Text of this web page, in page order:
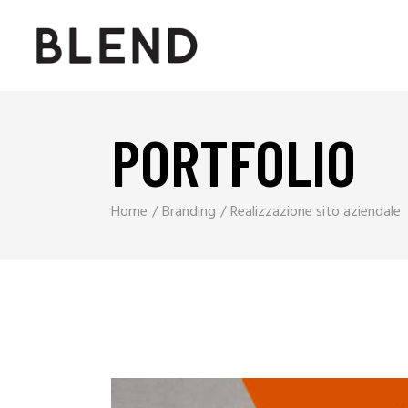
PORTFOLIO
Home Branding Realizzazione sito aziendale